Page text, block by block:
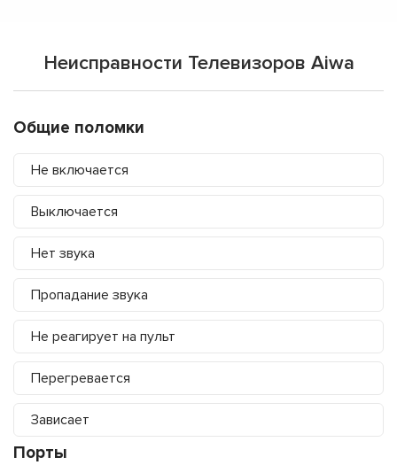
Неисправности Телевизоров Aiwa
Общие поломки
Не включается
Выключается
Нет звука
Пропадание звука
Не реагирует на пульт
Перегревается
Зависает
Порты